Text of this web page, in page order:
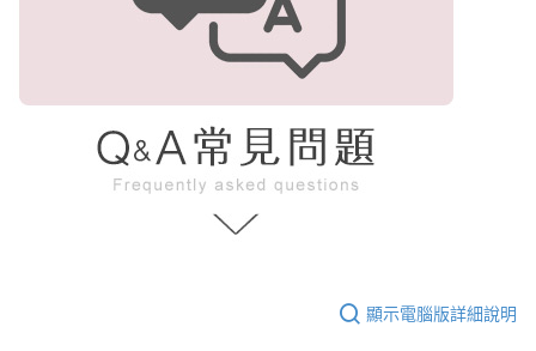
顯示電腦版詳細說明